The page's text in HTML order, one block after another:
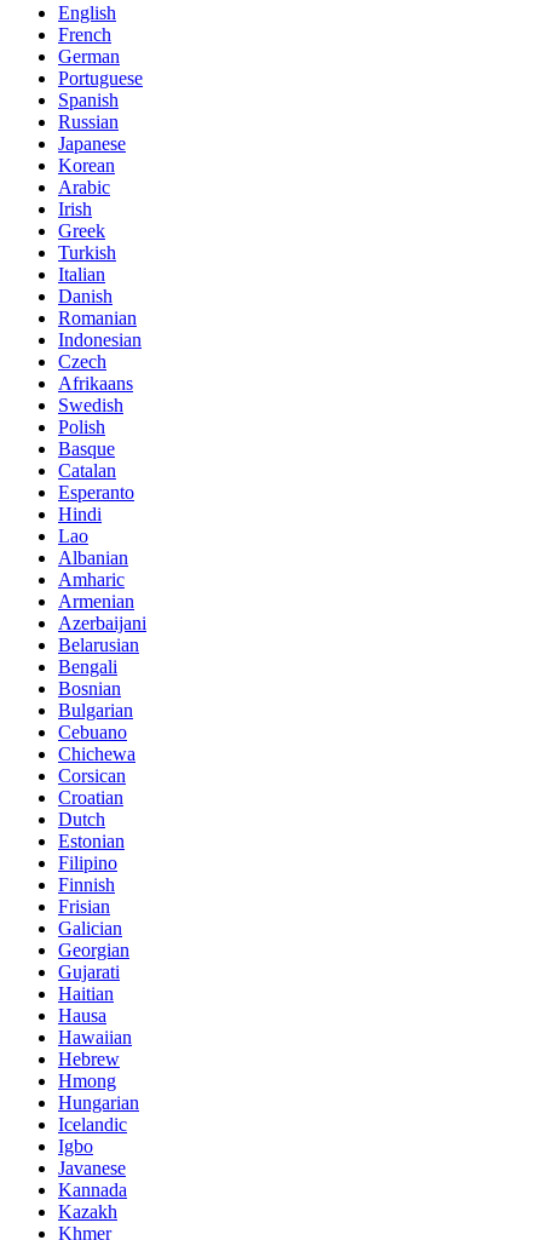
English
French
German
Portuguese
Spanish
Russian
Japanese
Korean
Arabic
Irish
Greek
Turkish
Italian
Danish
Romanian
Indonesian
Czech
Afrikaans
Swedish
Polish
Basque
Catalan
Esperanto
Hindi
Lao
Albanian
Amharic
Armenian
Azerbaijani
Belarusian
Bengali
Bosnian
Bulgarian
Cebuano
Chichewa
Corsican
Croatian
Dutch
Estonian
Filipino
Finnish
Frisian
Galician
Georgian
Gujarati
Haitian
Hausa
Hawaiian
Hebrew
Hmong
Hungarian
Icelandic
Igbo
Javanese
Kannada
Kazakh
Khmer